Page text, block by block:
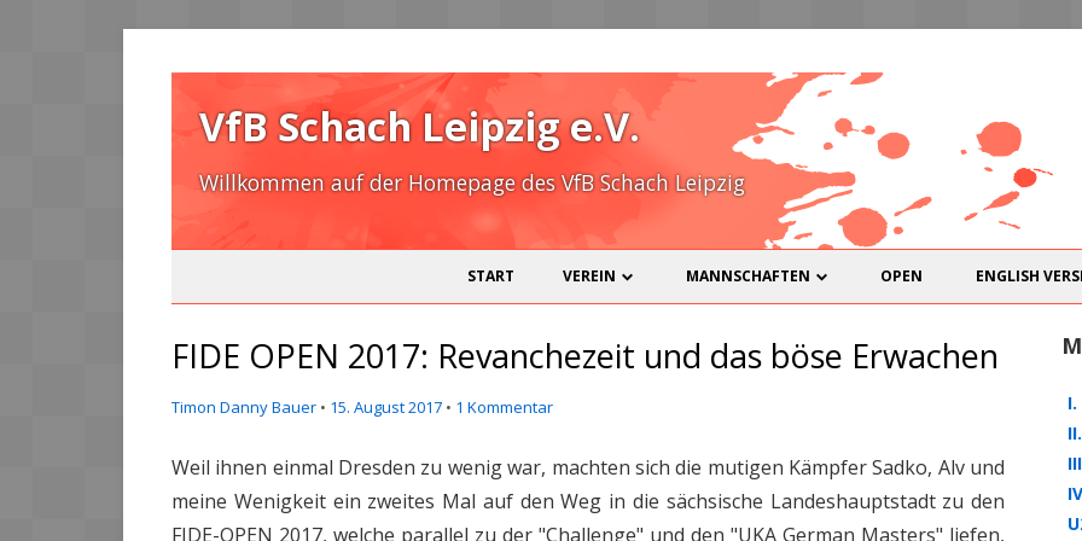
VfB Schach Leipzig e.V.
Willkommen auf der Homepage des VfB Schach Leipzig
START VEREIN
DOWNLOADS
NICHT-SCHACH SKAT
MANNSCHAFTEN
IV. MANNSCHAFT
U20
OPEN ENGLISH
FIDE OPEN 2017: Revanchezeit und das böse Erwachen
Timon Danny Bauer • 15. August 2017 • 1 Kommentar
Weil ihnen einmal Dresden zu wenig war, machten sich die mutigen Kämpfer Sadko, Alv und
meine Wenigkeit ein zweites Mal auf den Weg in die sächsische Landeshauptstadt zu den
FIDE-OPEN 2017, welche parallel zu der "Challenge" und den "UKA German Masters" liefen,